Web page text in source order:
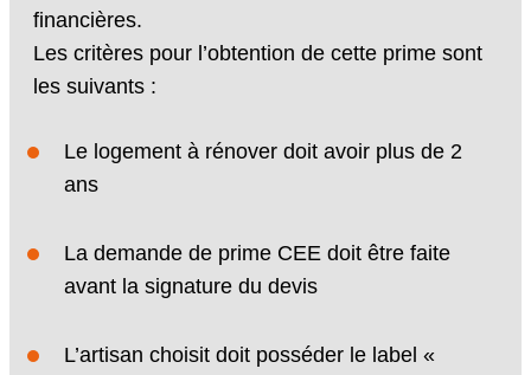
financières.
Les critères pour l’obtention de cette prime sont
les suivants :
Le logement à rénover doit avoir plus de 2
ans
La demande de prime CEE doit être faite
avant la signature du devis
L’artisan choisit doit posséder le label «